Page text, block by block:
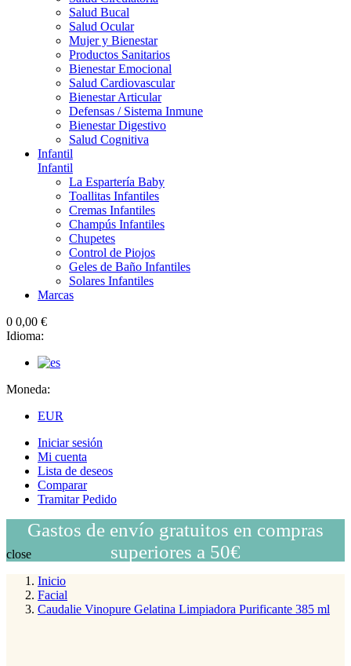
Salud Bucal
Salud Ocular
Mujer y Bienestar
Productos Sanitarios
Bienestar Emocional
Salud Cardiovascular
Bienestar Articular
Defensas / Sistema Inmune
Bienestar Digestivo
Salud Cognitiva
Infantil
Infantil
La Espartería Baby
Toallitas Infantiles
Cremas Infantiles
Champús Infantiles
Chupetes
Control de Piojos
Geles de Baño Infantiles
Solares Infantiles
Marcas
0 0,00 €
Idioma:
Moneda:
EUR
Iniciar sesión
Mi cuenta
Lista de deseos
Comparar
Tramitar Pedido
Gastos de envío gratuitos en compras
superiores a 50€
close
Inicio
Facial
Caudalie Vinopure Gelatina Limpiadora Purificante 385 ml